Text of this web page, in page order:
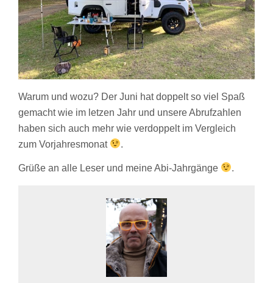
Warum und wozu? Der Juni hat doppelt so viel Spaß
gemacht wie im letzen Jahr und unsere Abrufzahlen
haben sich auch mehr wie verdoppelt im Vergleich
zum Vorjahresmonat
.
Grüße an alle Leser und meine Abi-Jahrgänge .